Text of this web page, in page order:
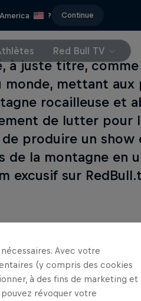
? Continue
Red Bull TV
à juste titre,
mettant aux
rocailleuse et
de lutter pour
produire un
la montagne en
excusif sur
Ceci peut aussi
Avec votre
(y compris des cookies
à des fins de marketing et
révoquer votre